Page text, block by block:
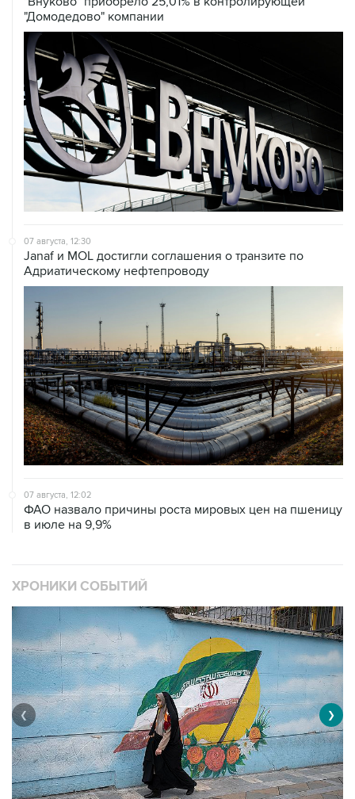
"Домодедово" компании
07 августа, 12:30
Janaf и MOL достигли соглашения о транзите по
Адриатическому нефтепроводу
07 августа, 12:02
ФАО назвало причины роста мировых цен на пшеницу
в июле на 9,9%
ХРОНИКИ СОБЫТИЙ
❮ ❯